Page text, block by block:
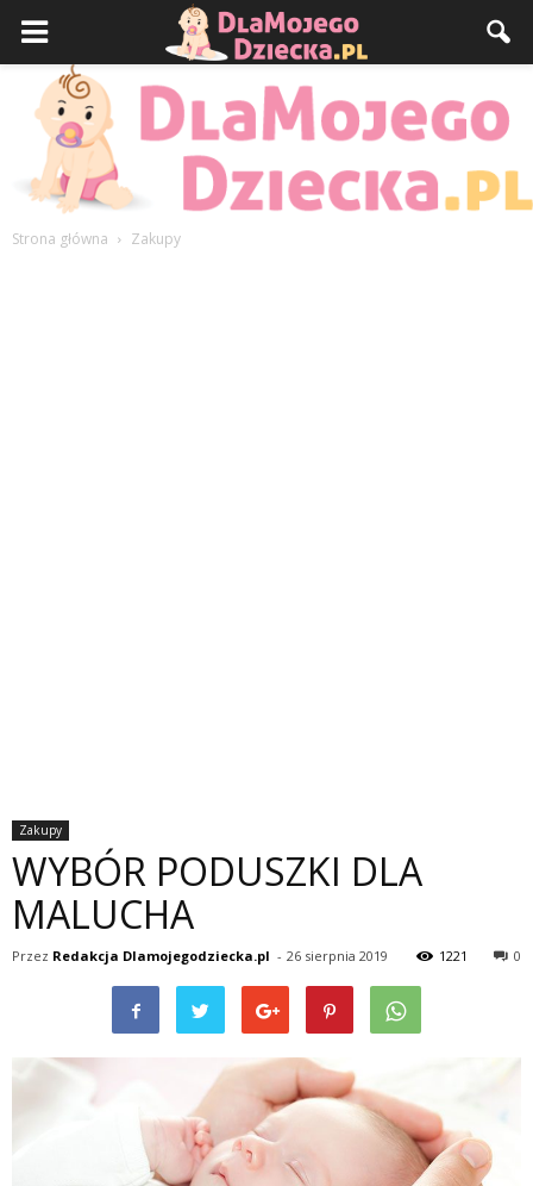
Strona główna Zakupy
Zakupy
WYBÓR PODUSZKI DLA
MALUCHA
Przez Redakcja Dlamojegodziecka.pl - 26 sierpnia 2019 0
1221